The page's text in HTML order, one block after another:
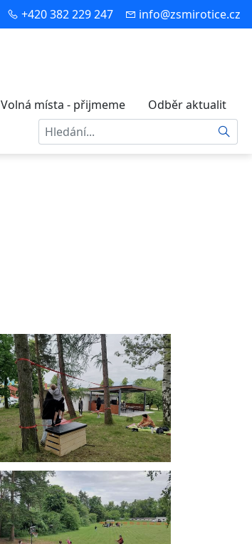
+420 382 229 247 info@zsmirotice.cz
Volná místa - přijmeme
Odběr aktualit
Hledat